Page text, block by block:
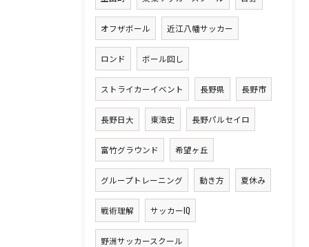
オフザボール 近江八幡サッカー
ロンド ボール回し
ストライカーイベント 長野県 長野市
長野日大 東浩史 長野パルセイロ
富竹グラウンド 希望ヶ丘
グループトレーニング 動き方 夏休み
戦術理解 サッカーIQ
野洲サッカースクール